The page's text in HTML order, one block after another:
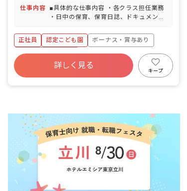
歩に行ける距離に公園もあります。
仕事内容
■具体的な仕事内容 ・各クラス担任業務
・日中の保育、保育日誌、ドキュメンテ
ど ・保育計画の作成（年案、月案、週
案） ・行事や係などの準備 ・保護者対
応や子育て支援に向けての準備 ■保育理
念 子ども一人ひとりを大切にして、温か
い愛情のこもった保育を行ない、保護者
や地域から信頼される保育園を目指す。
い、一人ひとりの個性を大切に伸ばして
います。 ＜羽根木こども園について＞
令和4年1月に新築の建て替え工事が終わ
り、新しい園舎で保育をスタートしまし
た。近隣には羽根木公園があり、緑豊か
な環境で保育を実施しています。 心身と
もに健康な子どもを育てることを目的と
し、子どもの想像力を養い、個性を伸ば
し、併せて社会生活の基盤を身につけた
正社員 認定こども園
ボーナス・賞与あり
年間休日120日以上
寮・住宅・家賃補助あり
社会保険完備
詳しく見る
キープ